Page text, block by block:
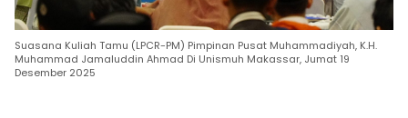
Suasana Kuliah Tamu (LPCR-PM) Pimpinan Pusat Muhammadiyah, K.H.
Muhammad Jamaluddin Ahmad Di Unismuh Makassar, Jumat 19
Desember 2025